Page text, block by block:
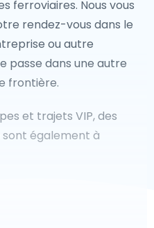
ferroviaires. Nous vous
rendez-vous dans le
ou autre
passe dans une autre
frontière.
et trajets VIP, des
sont également à